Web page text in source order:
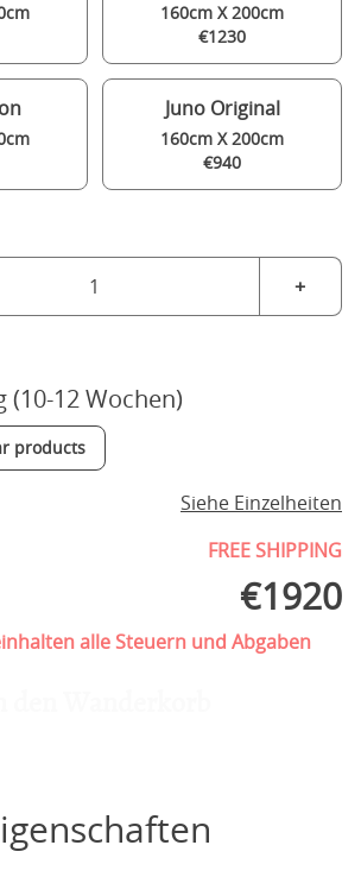
160cm X 200cm
€1230
Juno Original
160cm X 200cm
€940
+
(10-12 Wochen)
products
Siehe Einzelheiten
FREE SHIPPING
€1920
alle Steuern und Abgaben